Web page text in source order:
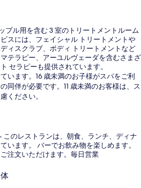
プル用を含む 3 室のトリートメントルーム
スには、フェイシャル トリートメントや
ィスクラブ、ボディ トリートメントなど
テラピー、アーユルヴェーダを含むさまざ
セラピーも提供されています。
います。16 歳未満のお子様がスパをご利
同伴が必要です。11 歳未満のお客様は、ス
ください。
このレストランは、朝食、ランチ、ディナ
います。 バーでお飲み物を楽しめます。
注文いただけます。毎日営業